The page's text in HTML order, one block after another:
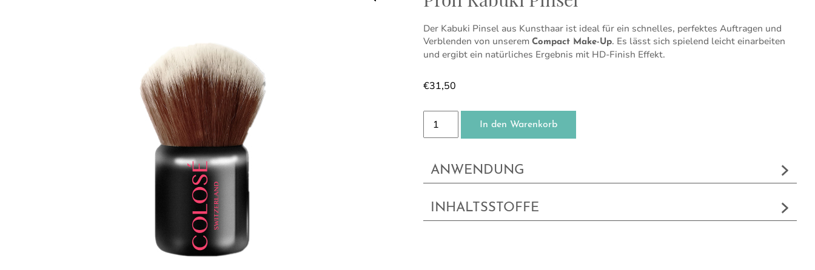
Der Kabuki Pinsel aus Kunsthaar ist ideal für ein schnelles, perfektes Auftragen und
Verblenden von unserem Compact Make-Up. Es lässt sich spielend leicht einarbeiten
und ergibt ein natürliches Ergebnis mit HD-Finish Effekt.
€31,50
Profi Kabuki Pinsel Menge
In den Warenkorb
ANWENDUNG
INHALTSSTOFFE